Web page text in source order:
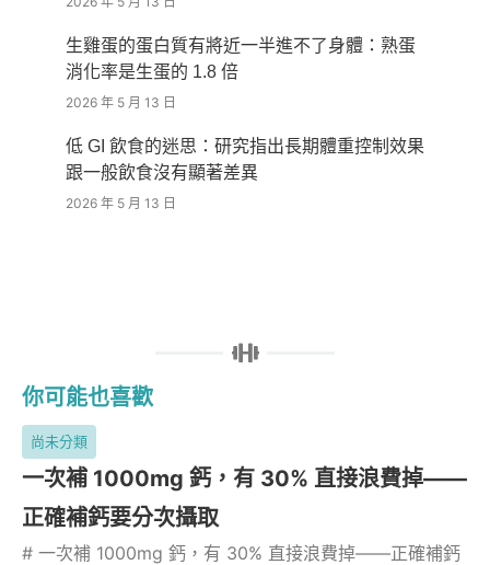
生雞蛋的蛋白質有將近一半進不了身體：熟蛋
消化率是生蛋的 1.8 倍
2026 年 5 月 13 日
低 GI 飲食的迷思：研究指出長期體重控制效果
跟一般飲食沒有顯著差異
2026 年 5 月 13 日
你可能也喜歡
尚未分類
一次補 1000mg 鈣，有 30% 直接浪費掉——
正確補鈣要分次攝取
# 一次補 1000mg 鈣，有 30% 直接浪費掉——正確補鈣